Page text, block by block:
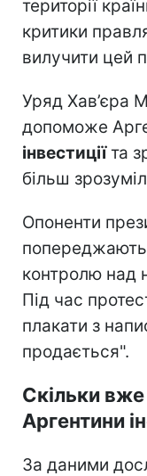
території
критики
вилучити цей
Уряд Хав’єра
допоможе
інвестиціїта
більш
Опоненти
контролю над
Під час
плакати з
продається".
Скільки
Аргентини
За даними